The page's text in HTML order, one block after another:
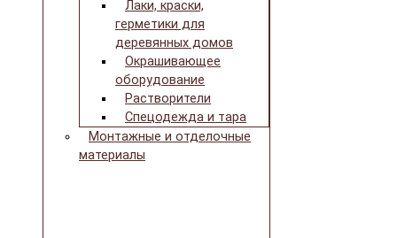
Лаки, краски,
герметики для
деревянных домов
Окрашивающее
оборудование
Растворители
Спецодежда и тара
Монтажные и отделочные
материалы